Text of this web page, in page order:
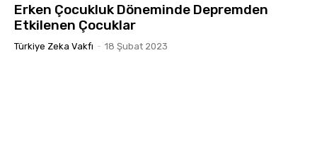
Erken Çocukluk Döneminde Depremden
Etkilenen Çocuklar
Türkiye Zeka Vakfı - 18 Şubat 2023